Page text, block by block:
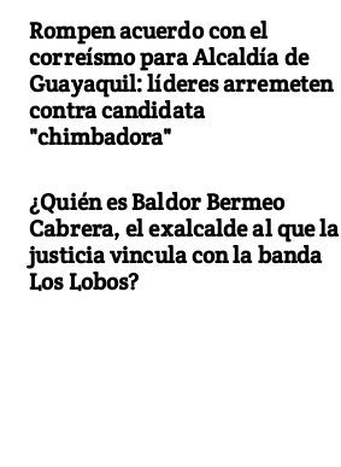
Rompen acuerdo con el
correísmo para Alcaldía de
Guayaquil: líderes arremeten
contra candidata
"chimbadora"
¿Quién es Baldor Bermeo
Cabrera, el exalcalde al que la
justicia vincula con la banda
Los Lobos?